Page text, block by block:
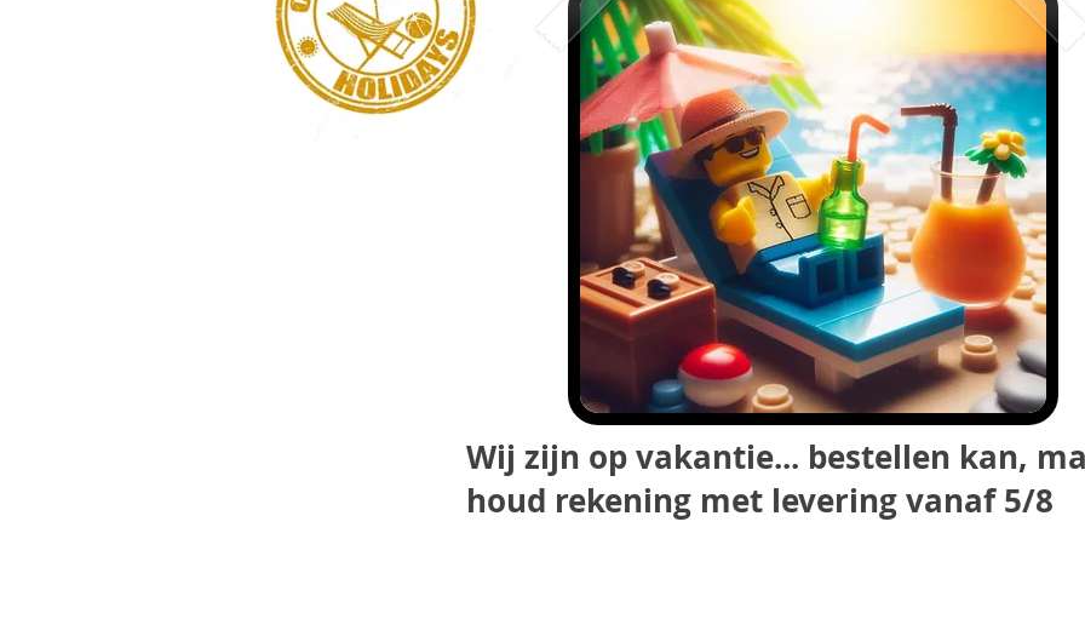
Wij zijn op vakantie... bestellen kan,
houd rekening met levering vanaf 5/8